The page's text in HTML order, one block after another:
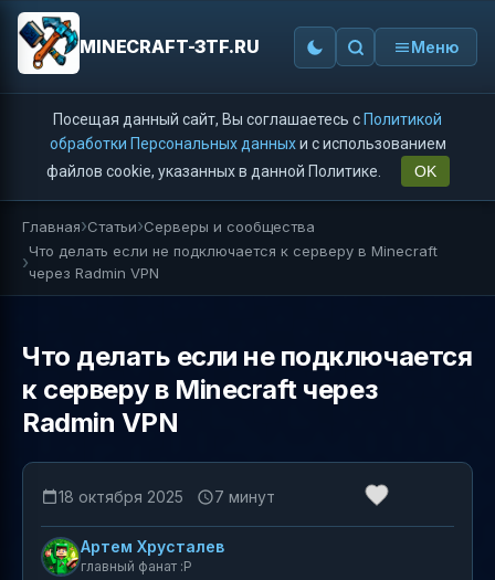
MINECRAFT-3TF.RU Меню
Посещая данный сайт, Вы соглашаетесь с Политикой
обработки Персональных данныхи с использованием
файлов cookie, указанных в данной Политике.
OK
Главная Статьи Серверы и сообщества
Что делать если не подключается к серверу в Minecraft
через Radmin VPN
Что делать если не подключается
к серверу в Minecraft через
Radmin VPN
18 октября 2025 7 минут
Артем Хрусталев
главный фанат :P